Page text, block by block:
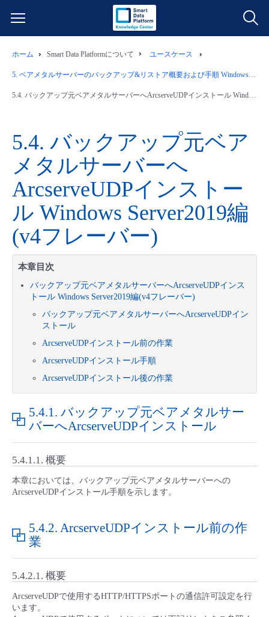
データ利活用
ネットワーク
IoT
モニタリング/監査
サポート
管理機能
よくある質問
クラウド/サーバー
ネットワーク
IoT
モニタリング/監査
サポート
料金シミュレーター
データ利活用
クラウド/サーバー
ネットワーク
IoT
すべてのメニューを見る
ご利用開始ガイド
■ 管理機能
- 管理機能
- 新規お申し込み方法
- 初期設定・確認
- ユーザー機能の管理
- 登録情報の管理
- APIリファレンス
■ 基本構築ガイド
- クラウド / サーバー
- Flexible InterConnect
- バックアップ
- セキュリティ・監査
- データと分析
- マルチクラウド利用
- その他
故障/メンテナンス情報
サービス稼働状況
故障/メンテナンス履歴
パートナー
販売パートナー向けプログラム
協業パートナー
トレーニング/操作動画
脱炭素化
ホーム Smart Data Platformについて ユースケース
5. ベアメタルサーバーのバックアップ&リストア概要および手順 Windows Server2019編(v4フレーバー)
5.4. バックアップ元ベアメタルサーバーへArcserveUDPインストール Windows Server2019編(v4フレーバー)
5.4. バックアップ元ベア
メタルサーバーへ
ArcserveUDPインストー
ル Windows Server2019編
(v4フレーバー)
本章目次
バックアップ元ベアメタルサーバーへArcserveUDPインス
トール Windows Server2019編(v4フレーバー)
バックアップ元ベアメタルサーバーへArcserveUDPイン
ストール
ArcserveUDPインストール前の作業
ArcserveUDPインストール手順
ArcserveUDPインストール後の作業
5.4.1. バックアップ元ベアメタルサー
バーへArcserveUDPインストール
5.4.1.1. 概要
本章においては、バックアップ元ベアメタルサーバーへの
ArcserveUDPインストール手順を示します。
5.4.2. ArcserveUDPインストール前の作
業
5.4.2.1. 概要
ArcserveUDPで使用するHTTP/HTTPSポートの通信許可設定を行
います。